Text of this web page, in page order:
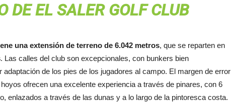
DE EL SALER GOLF CLUB
una extensión de terreno de 6.042 metros, que se reparten en
. Las calles del club son excepcionales, con bunkers bien
de los pies de los jugadores al campo. El margen de error
ofrecen una excelente experiencia a través de pinares, con 6
enlazados a través de las dunas y a lo largo de la pintoresca costa.